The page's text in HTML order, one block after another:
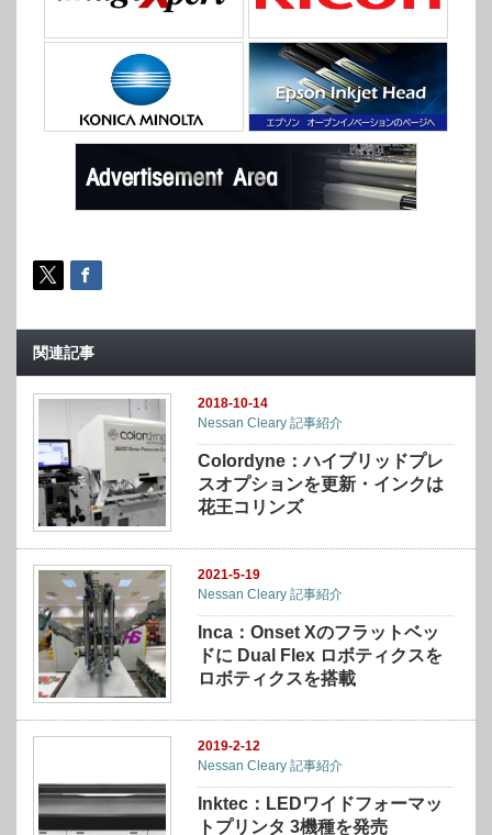
関連記事
2018-10-14
Nessan Cleary 記事紹介
Colordyne：ハイブリッドプレ
スオプションを更新・インクは
花王コリンズ
2021-5-19
Nessan Cleary 記事紹介
Inca：Onset Xのフラットベッ
ドに Dual Flex ロボティクスを
ロボティクスを搭載
2019-2-12
Nessan Cleary 記事紹介
Inktec：LEDワイドフォーマッ
トプリンタ 3機種を発売